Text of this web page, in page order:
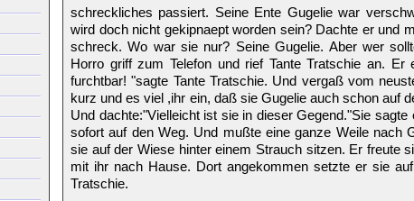
schreckliches passiert. Seine Ente Gugelie war
wird doch nicht gekipnaept worden sein? Dachte er und
schreck. Wo war sie nur? Seine Gugelie. Aber wer
Horro griff zum Telefon und rief Tante Tratschie an.
furchtbar! "sagte Tante Tratschie. Und vergaß vom
kurz und es viel ,ihr ein, daß sie Gugelie auch schon auf
Und dachte:"Vielleicht ist sie in dieser Gegend."Sie
sofort auf den Weg. Und mußte eine ganze Weile nach
sie auf der Wiese hinter einem Strauch sitzen. Er freute
mit ihr nach Hause. Dort angekommen setzte er sie
Tratschie.